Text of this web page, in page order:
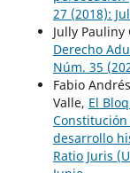
27 (2018):
Jully Pauliny
Derecho
Núm. 35
Fabio
Valle, El
desarrollo
Ratio Juris